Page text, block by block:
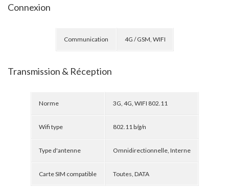
Connexion
Communication 4G / GSM, WIFI
Transmission & Réception
Norme 3G, 4G, WIFI 802.11
Wifi type 802.11 b/g/n
Type d'antenne Omnidirectionnelle, Interne
Carte SIM compatible Toutes, DATA